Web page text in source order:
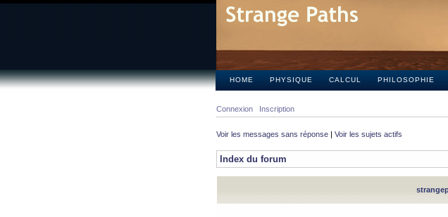
HOME PHYSIQUE CALCUL PHILOSOPHIE
Connexion Inscription
Voir les messages sans réponse | Voir les sujets actifs
Index du forum